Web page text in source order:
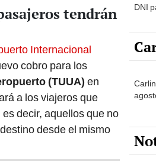
tendrán
Internacional
cobro para los
(TUUA) en
a los viajeros que
es decir, aquellos que no
desde el mismo
DNI